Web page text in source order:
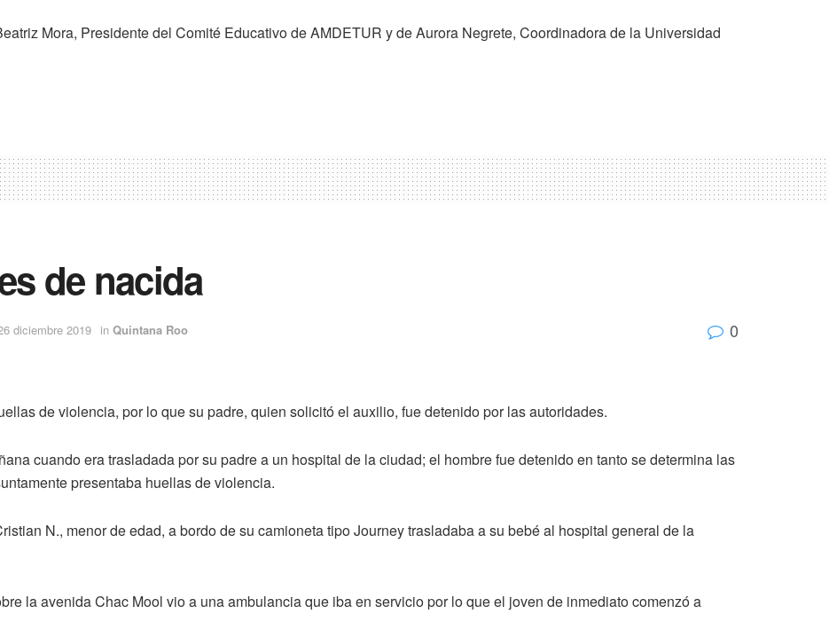
Mora, Presidente del Comité Educativo de AMDETUR y de Aurora Negrete, Coordinadora de la Universidad
de nacida
diciembre 2019 in Quintana Roo 0
de violencia, por lo que su padre, quien solicitó el auxilio, fue detenido por las autoridades.
cuando era trasladada por su padre a un hospital de la ciudad; el hombre fue detenido en tanto se determina las
presentaba huellas de violencia.
N., menor de edad, a bordo de su camioneta tipo Journey trasladaba a su bebé al hospital general de la
la avenida Chac Mool vio a una ambulancia que iba en servicio por lo que el joven de inmediato comenzó a